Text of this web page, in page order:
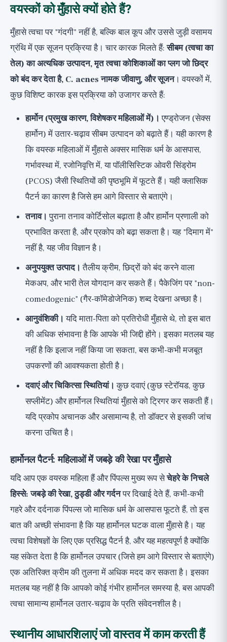
वयस्कों को मुँहासे क्यों होते हैं?
मुँहासे त्वचा पर "गंदगी" नहीं है, बल्कि बाल कूप और उससे जुड़ी वसामय
ग्रंथि में एक सूजन प्रक्रिया है। चार कारक मिलते हैं:सीबम (त्वचा का
तेल) का अत्यधिक उत्पादन, मृत त्वचा कोशिकाओं का प्लग जो छिद्र
को बंद कर देता है, C. acnes नामक जीवाणु, और सूजन। वयस्कों में,
कुछ विशिष्ट कारक इस प्रक्रिया को उजागर करते हैं:
हार्मोन (प्रमुख कारण, विशेषकर महिलाओं में)। एण्ड्रोजन (सेक्स
हार्मोन) में उतार-चढ़ाव सीबम उत्पादन को बढ़ाते हैं। यही कारण है
कि वयस्क महिलाओं में मुँहासे अक्सर मासिक धर्म के आसपास,
गर्भावस्था में, रजोनिवृत्ति में, या पॉलीसिस्टिक ओवरी सिंड्रोम
(PCOS) जैसी स्थितियों की पृष्ठभूमि में फूटते हैं। यही क्लासिक
पैटर्न का कारण है जिसे हम आगे विस्तार से बताएंगे।
तनाव। पुराना तनाव कोर्टिसोल बढ़ाता है और हार्मोन प्रणाली को
प्रभावित करता है, और प्रकोप को बढ़ा सकता है। यह "दिमाग में"
नहीं है, यह जीव विज्ञान है।
अनुपयुक्त उत्पाद। तैलीय क्रीम, छिद्रों को बंद करने वाला
मेकअप, और भारी तेल योगदान कर सकते हैं। पैकेजिंग पर "non-
comedogenic" (गैर-कॉमेडोजेनिक) शब्द देखना अच्छा है।
आनुवंशिकी। यदि माता-पिता को प्रतिरोधी मुँहासे थे, तो इस बात
की अधिक संभावना है कि आपके भी जिद्दी होंगे। इसका मतलब यह
नहीं है कि इलाज नहीं किया जा सकता, बस कभी-कभी मजबूत
उपकरणों की आवश्यकता होती है।
दवाएं और चिकित्सा स्थितियां। कुछ दवाएं (कुछ स्टेरॉयड, कुछ
सप्लीमेंट) और हार्मोनल स्थितियां मुँहासे को ट्रिगर कर सकती हैं।
यदि प्रकोप अचानक और असामान्य है, तो डॉक्टर से इसकी जांच
करना उचित है।
हार्मोनल पैटर्न: महिलाओं में जबड़े की रेखा पर मुँहासे
यदि आप एक वयस्क महिला हैं और पिंपल्स मुख्य रूप सेचेहरे के निचले
हिस्से: जबड़े की रेखा, ठुड्डी और गर्दनपर दिखाई देते हैं, कभी-कभी
गहरे और दर्दनाक पिंपल्स जो मासिक धर्म के आसपास फूटते हैं, तो इस
बात की अच्छी संभावना है कि यह हार्मोनल घटक वाला मुँहासे है। यह
त्वचा विशेषज्ञों के लिए एक प्रसिद्ध पैटर्न है, और यह महत्वपूर्ण है क्योंकि
यह संकेत देता है कि हार्मोनल उपचार (जिसे हम आगे विस्तार से बताएंगे)
एक अतिरिक्त क्रीम की तुलना में अधिक मदद कर सकता है। इसका
मतलब यह नहीं है कि आपको कोई गंभीर हार्मोनल समस्या है, बस आपकी
त्वचा सामान्य हार्मोनल उतार-चढ़ाव के प्रति संवेदनशील है।
स्थानीय आधारशिलाएं जो वास्तव में काम करती हैं